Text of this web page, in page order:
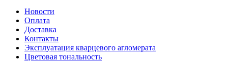
Новости
Оплата
Доставка
Контакты
Эксплуатация кварцевого агломерата
Цветовая тональность